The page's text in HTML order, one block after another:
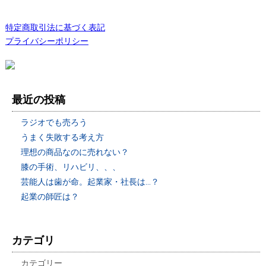
特定商取引法に基づく表記
プライバシーポリシー
最近の投稿
ラジオでも売ろう
うまく失敗する考え方
理想の商品なのに売れない？
膝の手術、リハビリ、、、
芸能人は歯が命。起業家・社長は…？
起業の師匠は？
カテゴリ
カテゴリー